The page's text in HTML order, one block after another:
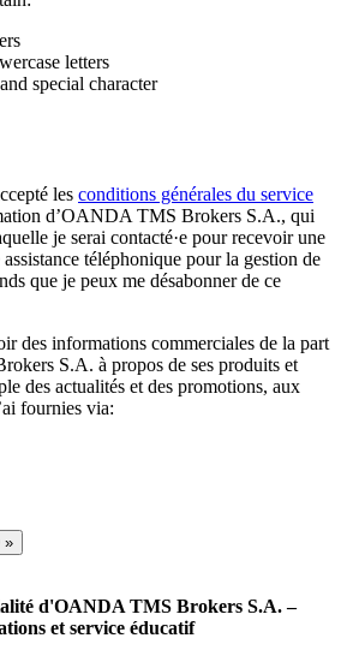
letters
special character
les conditions générales du service
d’OANDA TMS Brokers S.A., qui
je serai contacté·e pour recevoir une
téléphonique pour la gestion de
que je peux me désabonner de ce
des informations commerciales de la part
S.A. à propos de ses produits et
des actualités et des promotions, aux
fournies via:
»
d'OANDA TMS Brokers S.A. –
et service éducatif